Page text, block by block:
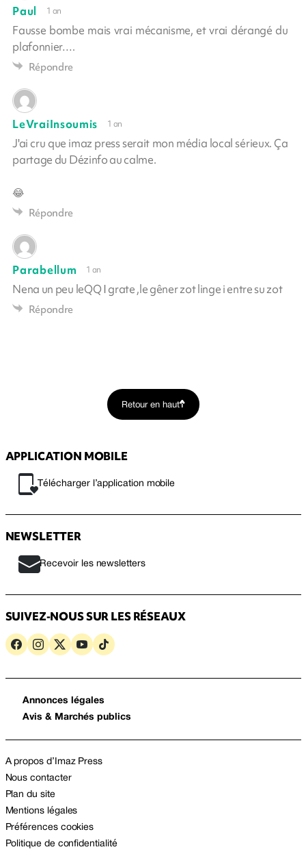
Paul 1 an
Fausse bombe mais vrai mécanisme, et vrai dérangé du
plafonnier….
Répondre
LeVraiInsoumis 1 an
J'ai cru que imaz press serait mon média local sérieux. Ça
partage du Dézinfo au calme.
😂
Répondre
Parabellum 1 an
Nena un peu leQQ I grate ,le gêner zot linge i entre su zot
Répondre
Retour en haut
APPLICATION MOBILE
Télécharger l’application mobile
NEWSLETTER
Recevoir les newsletters
SUIVEZ-NOUS SUR LES RÉSEAUX
Annonces légales
Avis & Marchés publics
A propos d’Imaz Press
Nous contacter
Plan du site
Mentions légales
Préférences cookies
Politique de confidentialité